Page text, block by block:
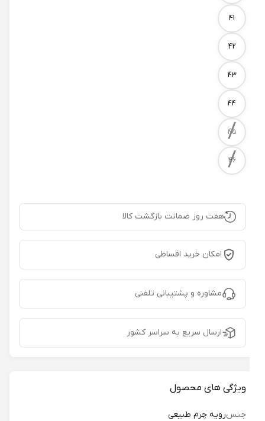
/
/
هفت روز ضمانت بازگشت کالا
امکان خرید اقساطی
مشاوره و پشتیبانی تلفنی
ارسال سریع به سراسر کشور
ویژگی های محصول
جنسرویه چرم طبیعی